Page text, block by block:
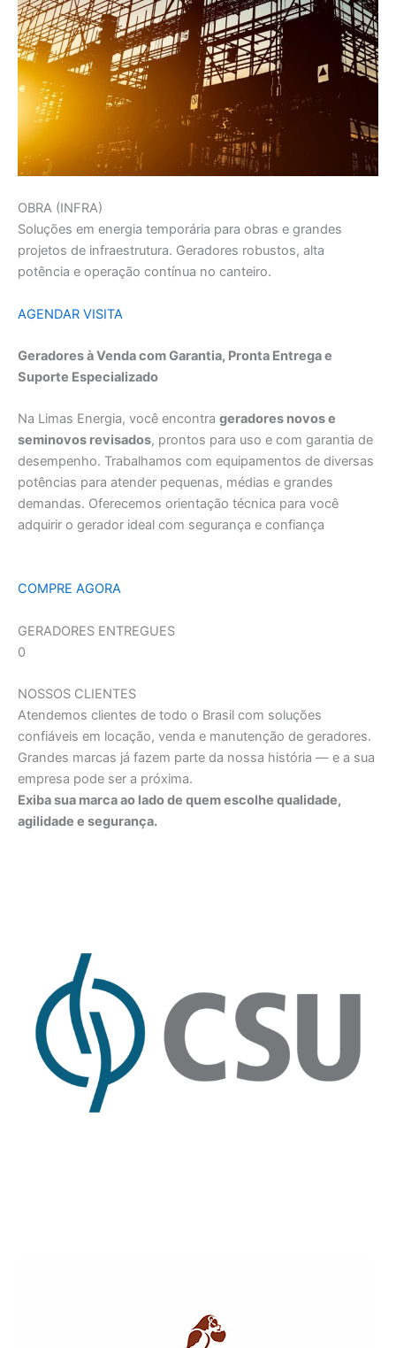
OBRA (INFRA)
Soluções em energia temporária para obras e grandes
projetos de infraestrutura. Geradores robustos, alta
potência e operação contínua no canteiro.
AGENDAR VISITA
Geradores à Venda com Garantia, Pronta Entrega e
Suporte Especializado
Na Limas Energia, você encontra geradores novos e
seminovos revisados, prontos para uso e com garantia de
desempenho. Trabalhamos com equipamentos de diversas
potências para atender pequenas, médias e grandes
demandas. Oferecemos orientação técnica para você
adquirir o gerador ideal com segurança e confiança
COMPRE AGORA
GERADORES ENTREGUES
0
NOSSOS CLIENTES
Atendemos clientes de todo o Brasil com soluções
confiáveis em locação, venda e manutenção de geradores.
Grandes marcas já fazem parte da nossa história — e a sua
empresa pode ser a próxima.
Exiba sua marca ao lado de quem escolhe qualidade,
agilidade e segurança.